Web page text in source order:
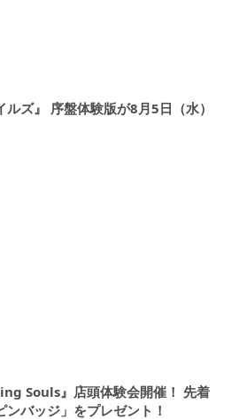
ルズ』 序盤体験版が8月5日（水）
Souls』店頭体験会開催！ 先着
バッジ」をプレゼント！